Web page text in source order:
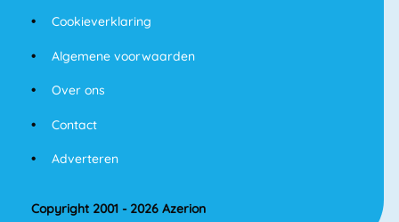
Cookieverklaring
Algemene voorwaarden
Over ons
Contact
Adverteren
Copyright 2001 - 2026 Azerion